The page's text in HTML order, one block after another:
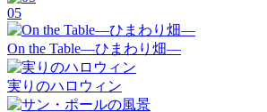
05
On the Table―ひまわり畑―
実りのハロウィン